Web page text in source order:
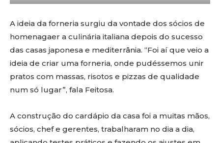
A ideia da forneria surgiu da vontade dos sócios de
homenagaer a culinária italiana depois do sucesso
das casas japonesa e mediterrânia. “Foi aí que veio a
ideia de criar uma forneria, onde pudéssemos unir
pratos com massas, risotos e pizzas de qualidade
num só lugar”, fala Feitosa.
A construção do cardápio da casa foi a muitas mãos,
sócios, chef e gerentes, trabalharam no dia a dia,